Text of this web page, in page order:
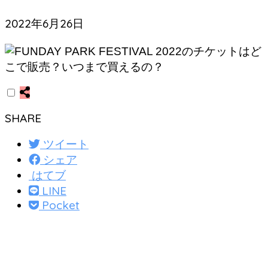
2022年6月26日
SHARE
ツイート
シェア
はてブ
LINE
Pocket